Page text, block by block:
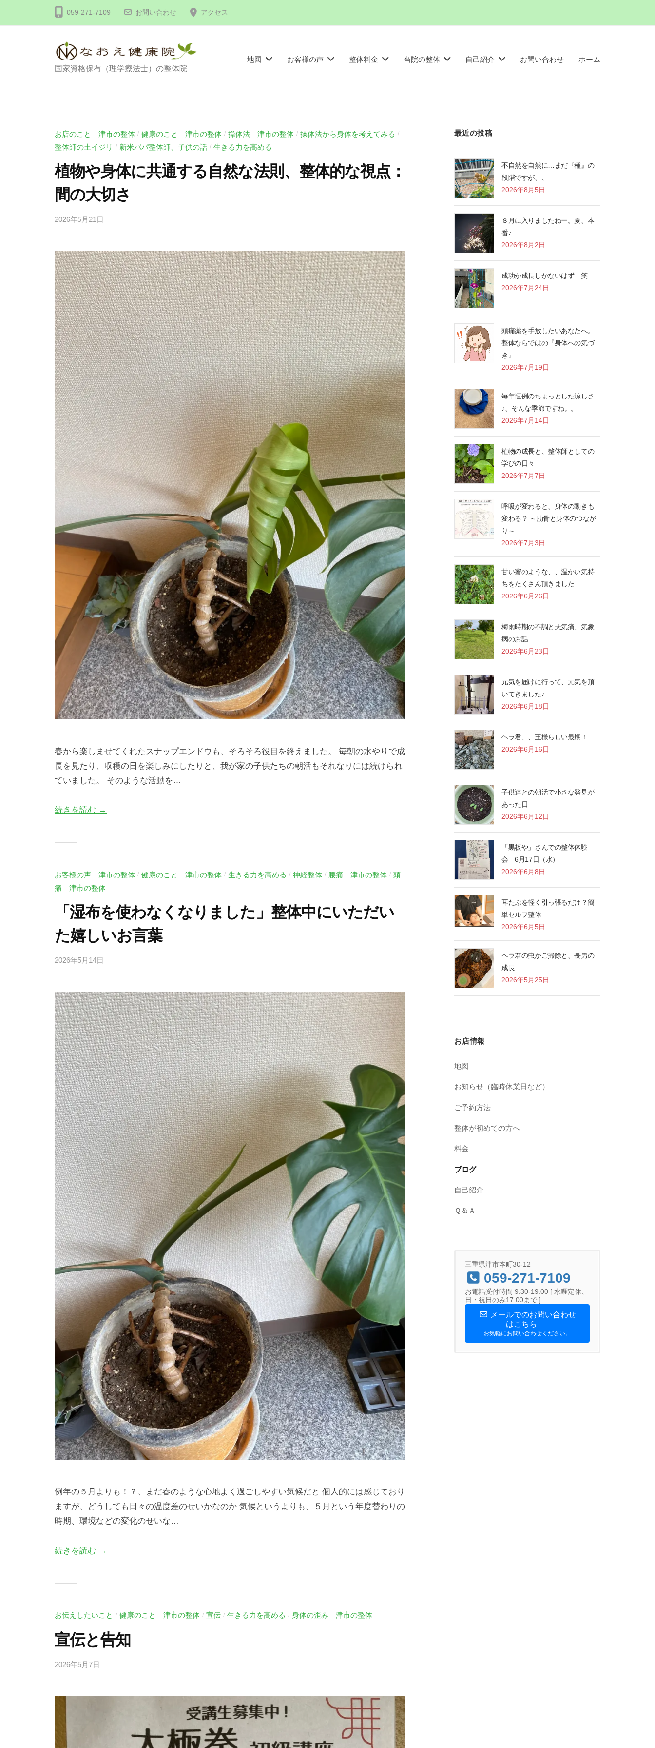
059-271-7109 お問い合わせ アクセス
整
え
健
康
院
国家資格保有（理学療法士）の整体院
地図 お客様の声 整体料金 当院の整体 自己紹介 お問い合わせ ホーム
お店のこと 津市の整体 / 健康のこと 津市の整体 / 操体法 津市の整体 / 操体法から身体を考えてみる /
整体師の土イジリ / 新米パパ整体師、子供の話 / 生きる力を高める
植物や身体に共通する自然な法則、整体的な視点：
間の大切さ
2026年5月21日
口
尚
英
の
コ
メ
ン
ト
春から楽しませてくれたスナップエンドウも、そろそろ役目を終えました。 毎朝の水やりで成
長を見たり、収穫の日を楽しみにしたりと、我が家の子供たちの朝活もそれなりには続けられ
ていました。 そのような活動を…
続きを読む →
お客様の声 津市の整体 / 健康のこと 津市の整体 / 生きる力を高める / 神経整体 / 腰痛 津市の整体 / 頭
痛 津市の整体
「湿布を使わなくなりました」整体中にいただい
た嬉しいお言葉
2026年5月14日
口
尚
英
の
コ
メ
ン
ト
例年の５月よりも！？、まだ春のような心地よく過ごしやすい気候だと 個人的には感じており
ますが、どうしても日々の温度差のせいかなのか 気候というよりも、５月という年度替わりの
時期、環境などの変化のせいな…
続きを読む →
お伝えしたいこと / 健康のこと 津市の整体 / 宣伝 / 生きる力を高める / 身体の歪み 津市の整体
宣伝と告知
2026年5月7日
最近の投稿
不自然を自然に…まだ『種』の
段階ですが、、
2026年8月5日
８月に入りましたねー。夏、本
番♪
2026年8月2日
成功か成長しかないはず…笑
2026年7月24日
頭痛薬を手放したいあなたへ。
整体ならではの『身体への気づ
き』
2026年7月19日
毎年恒例のちょっとした涼しさ
♪、そんな季節ですね。。
2026年7月14日
植物の成長と、整体師としての
学びの日々
2026年7月7日
呼吸が変わると、身体の動きも
変わる？ ～肋骨と身体のつなが
り～
2026年7月3日
甘い蜜のような、、温かい気持
ちをたくさん頂きました
2026年6月26日
梅雨時期の不調と天気痛、気象
病のお話
2026年6月23日
元気を届けに行って、元気を頂
いてきました♪
2026年6月18日
ヘラ君、、王様らしい最期！
2026年6月16日
子供達との朝活で小さな発見が
あった日
2026年6月12日
「黒板や」さんでの整体体験
会 6月17日（水）
2026年6月8日
耳たぶを軽く引っ張るだけ？簡
単セルフ整体
2026年6月5日
ヘラ君の虫かご掃除と、長男の
成長
2026年5月25日
お店情報
地図
お知らせ（臨時休業日など）
ご予約方法
整体が初めての方へ
料金
ブログ
自己紹介
Ｑ＆Ａ
三重県津市本町30-12
059-271-7109
お電話受付時間 9:30-19:00 [ 水曜定休、
日・祝日のみ17:00まで ]
メールでのお問い合わせ
はこちら
お気軽にお問い合わせください。
体
な
え
健